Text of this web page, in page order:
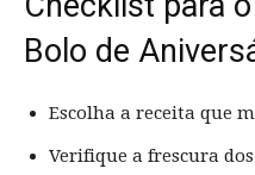
Bolo de
Escolha a receita que
Verifique a frescura